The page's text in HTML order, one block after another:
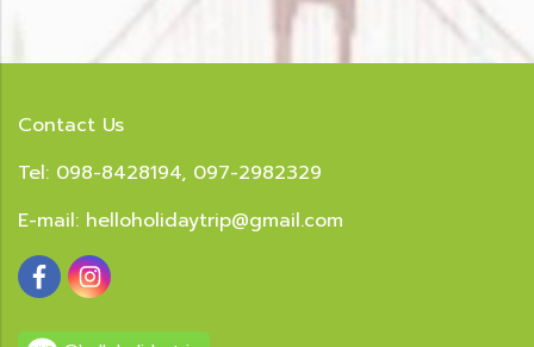
Contact Us
Tel: 098-8428194, 097-2982329
E-mail: helloholidaytrip@gmail.com